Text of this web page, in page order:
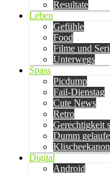
Resultate
Leben
Gefühle
Food
Filme und
Unterwegs
Spass
Picdump
Fail-Dienstag
Cute News
Retro
Gerechtigkeit
Dumm
Digital
Android